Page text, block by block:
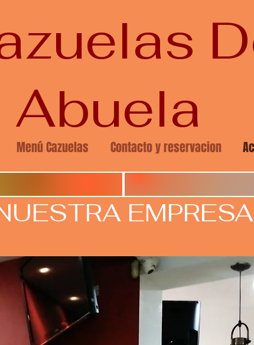
Abuela
Menú Cazuelas Contacto y reservacion
EMPRESA